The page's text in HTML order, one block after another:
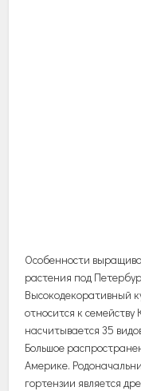
Особенности
растения под
Высокодекоративный
относится к
насчитывается 35
Большое
Америке.
гортензии является